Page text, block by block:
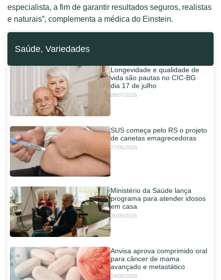
especialista, a fim de garantir resultados seguros, realistas
e naturais”, complementa a médica do Einstein.
Saúde, Variedades
Longevidade e qualidade de
vida são pautas no CIC-BG
dia 17 de julho
08/07/2026
SUS começa pelo RS o projeto
de canetas emagrecedoras
27/06/2026
Ministério da Saúde lança
programa para atender idosos
em casa
25/06/2026
Anvisa aprova comprimido oral
para câncer de mama
avançado e metastático
24/06/2026